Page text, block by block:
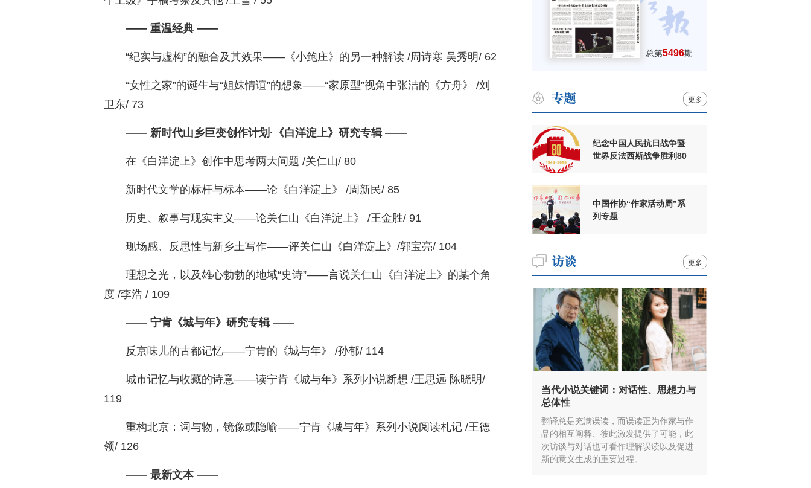
—— 重温经典 ——
“纪实与虚构”的融合及其效果——《小鲍庄》的另一种解读 /周诗寒 吴秀明/ 62
“女性之家”的诞生与“姐妹情谊”的想象——“家原型”视角中张洁的《方舟》 /刘
卫东/ 73
—— 新时代山乡巨变创作计划·《白洋淀上》研究专辑 ——
在《白洋淀上》创作中思考两大问题 /关仁山/ 80
新时代文学的标杆与标本——论《白洋淀上》 /周新民/ 85
历史、叙事与现实主义——论关仁山《白洋淀上》 /王金胜/ 91
现场感、反思性与新乡土写作——评关仁山《白洋淀上》/郭宝亮/ 104
理想之光，以及雄心勃勃的地域“史诗”——言说关仁山《白洋淀上》的某个角
度 /李浩 / 109
—— 宁肯《城与年》研究专辑 ——
反京味儿的古都记忆——宁肯的《城与年》 /孙郁/ 114
城市记忆与收藏的诗意——读宁肯《城与年》系列小说断想 /王思远 陈晓明/
119
重构北京：词与物，镜像或隐喻——宁肯《城与年》系列小说阅读札记 /王德
领/ 126
—— 最新文本 ——
总第5496期
更多
纪念中国人民抗日战争暨
世界反法西斯战争胜利80
中国作协“作家活动周”系
列专题
更多
当代小说关键词：对话性、思想力与
总体性
翻译总是充满误读，而误读正为作家与作
品的相互阐释、彼此激发提供了可能，此
次访谈与对话也可看作理解误读以及促进
新的意义生成的重要过程。